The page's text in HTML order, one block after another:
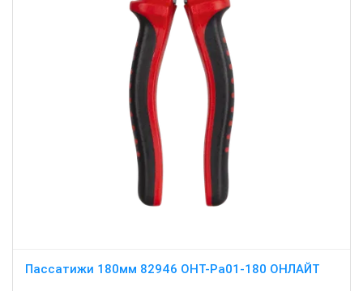
Пассатижи 180мм 82946 OHT-Pa01-180 ОНЛАЙТ